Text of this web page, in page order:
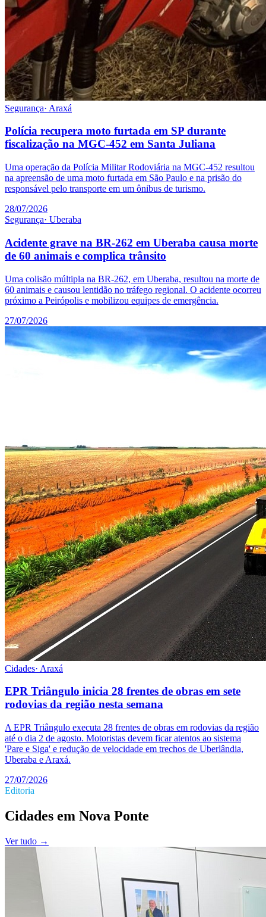
Segurança· Araxá
Polícia recupera moto furtada em SP durante
fiscalização na MGC-452 em Santa Juliana
Uma operação da Polícia Militar Rodoviária na MGC-452 resultou
na apreensão de uma moto furtada em São Paulo e na prisão do
responsável pelo transporte em um ônibus de turismo.
28/07/2026
Segurança· Uberaba
Acidente grave na BR-262 em Uberaba causa morte
de 60 animais e complica trânsito
Uma colisão múltipla na BR-262, em Uberaba, resultou na morte de
60 animais e causou lentidão no tráfego regional. O acidente ocorreu
próximo a Peirópolis e mobilizou equipes de emergência.
27/07/2026
Cidades· Araxá
EPR Triângulo inicia 28 frentes de obras em sete
rodovias da região nesta semana
A EPR Triângulo executa 28 frentes de obras em rodovias da região
até o dia 2 de agosto. Motoristas devem ficar atentos ao sistema
'Pare e Siga' e redução de velocidade em trechos de Uberlândia,
Uberaba e Araxá.
27/07/2026
Editoria
Cidades em Nova Ponte
Ver tudo →